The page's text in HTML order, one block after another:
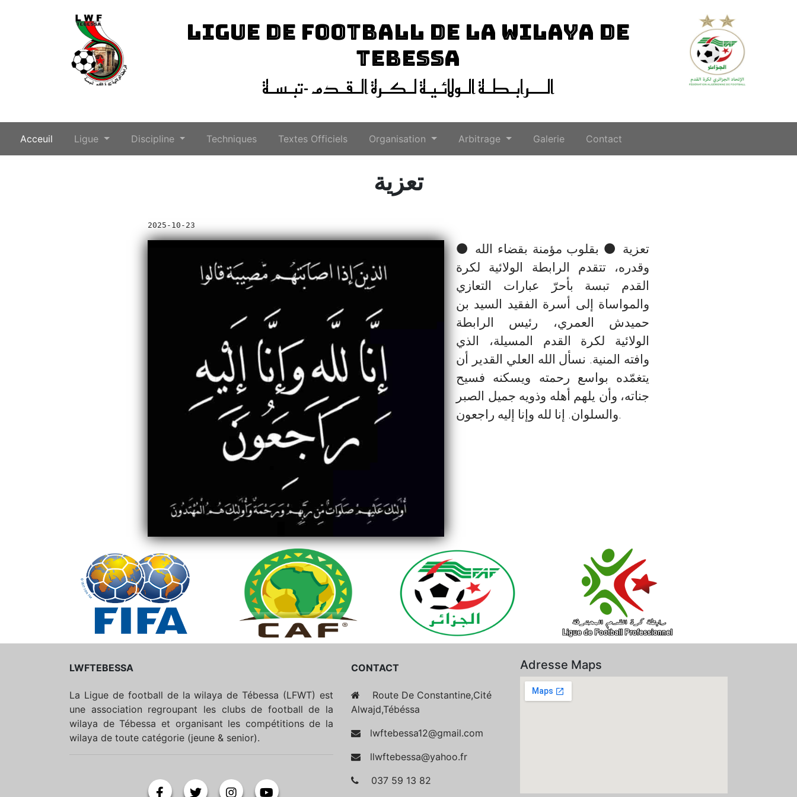
LIGUE DE FOOTBALL DE LA WILAYA DE
TEBESSA
الـــرابـطـة الـولائـيـة لـكـرة الـقـدم -تبـسـة
Acceuil (current)
Ligue Discipline Techniques Textes Officiels Organisation Arbitrage Galerie Contact
تعزية
2025-10-23
⚫ تعزية ⚫ بقلوب مؤمنة بقضاء الله
وقدره، تتقدم الرابطة الولائية لكرة
القدم تبسة بأحرّ عبارات التعازي
والمواساة إلى أسرة الفقيد السيد بن
حميدش العمري، رئيس الرابطة
الولائية لكرة القدم المسيلة، الذي
وافته المنية. نسأل الله العلي القدير أن
يتغمّده بواسع رحمته ويسكنه فسيح
جناته، وأن يلهم أهله وذويه جميل الصبر
والسلوان. إنا لله وإنا إليه راجعون.
LWFTEBESSA
La Ligue de football de la wilaya de Tébessa (LFWT) est
une association regroupant les clubs de football de la
wilaya de Tébessa et organisant les compétitions de la
wilaya de toute catégorie (jeune & senior).
CONTACT
Route De Constantine,Cité
Alwajd,Tébéssa
lwftebessa12@gmail.com
llwftebessa@yahoo.fr
037 59 13 82
Adresse Maps